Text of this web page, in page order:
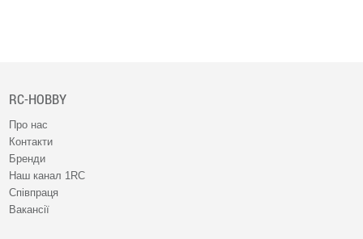
RC-HOBBY
Про нас
Контакти
Бренди
Наш канал 1RC
Співпраця
Вакансії